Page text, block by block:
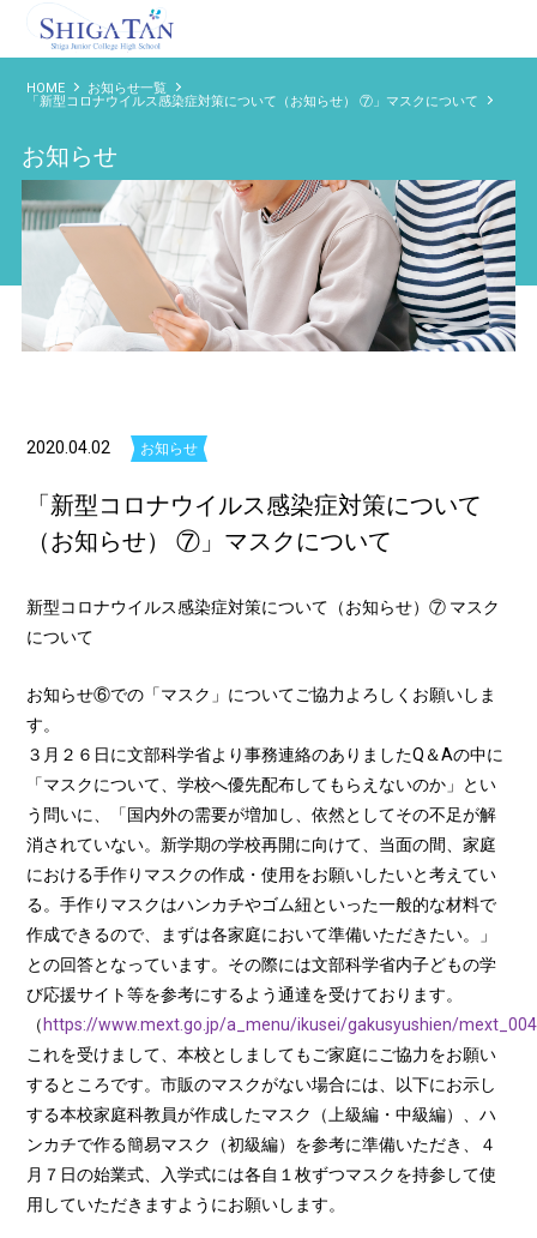
滋賀短期大学附属高等学校
HOME
お知らせ一覧
「新型コロナウイルス感染症対策について（お知らせ） ⑦」マスクについて
お知らせ
2020.04.02 お知らせ
「新型コロナウイルス感染症対策について
（お知らせ） ⑦」マスクについて
新型コロナウイルス感染症対策について（お知らせ）⑦ マスク
について
お知らせ⑥での「マスク」についてご協力よろしくお願いしま
す。
３月２６日に文部科学省より事務連絡のありましたQ＆Aの中に
「マスクについて、学校へ優先配布してもらえないのか」とい
う問いに、「国内外の需要が増加し、依然としてその不足が解
消されていない。新学期の学校再開に向けて、当面の間、家庭
における手作りマスクの作成・使用をお願いしたいと考えてい
る。手作りマスクはハンカチやゴム紐といった一般的な材料で
作成できるので、まずは各家庭において準備いただきたい。」
との回答となっています。その際には文部科学省内子どもの学
び応援サイト等を参考にするよう通達を受けております。
（ https://www.mext.go.jp/a_menu/ikusei/gakusyushien/
これを受けまして、本校としましてもご家庭にご協力をお願い
するところです。市販のマスクがない場合には、以下にお示し
する本校家庭科教員が作成したマスク（上級編・中級編）、ハ
ンカチで作る簡易マスク（初級編）を参考に準備いただき、４
月７日の始業式、入学式には各自１枚ずつマスクを持参して使
用していただきますようにお願いします。